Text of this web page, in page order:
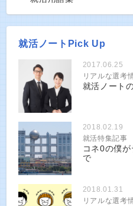
就活ノートPick Up
2017.06.25
リアルな選考
就活ノート
2018.02.19
就活特集記事
コネ0の僕
で
2018.01.31
リアルな選考